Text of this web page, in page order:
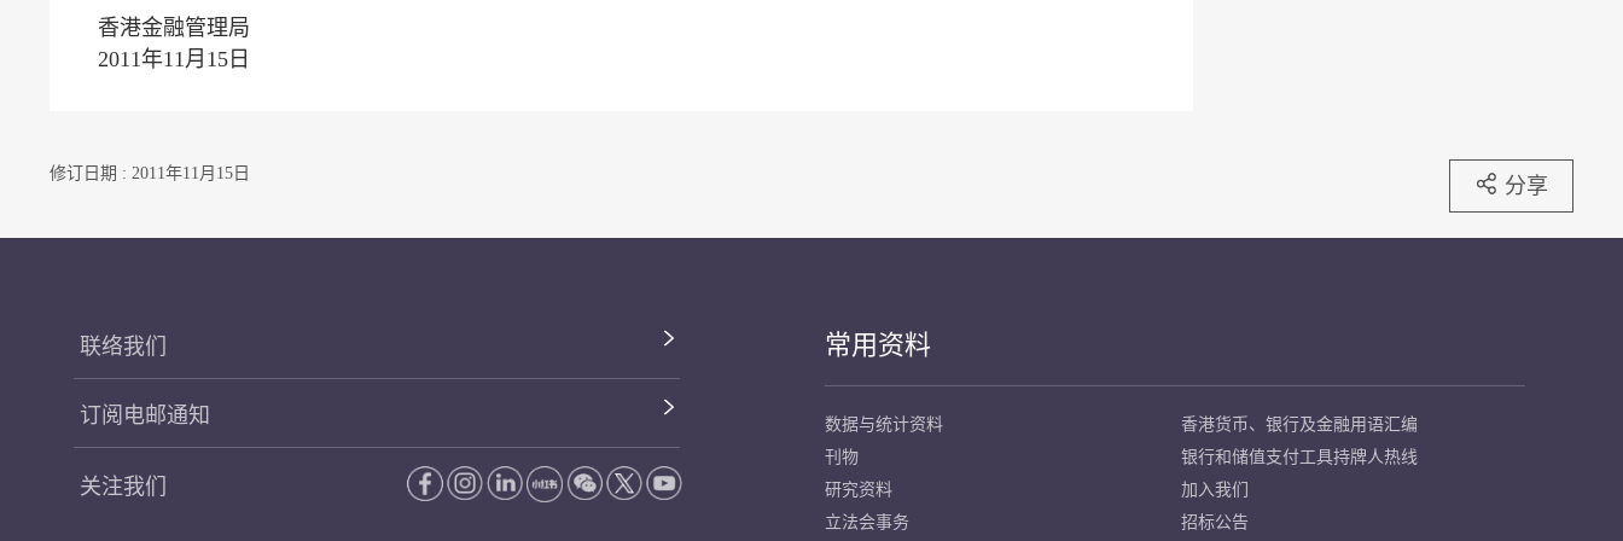
香港金融管理局
2011年11月15日
修订日期 : 2011年11月15日 分享
联络我们
订阅电邮通知
关注我们
常用资料
数据与统计资料
刊物
研究资料
立法会事务
香港货币、银行及金融用语汇编
银行和储值支付工具持牌人热线
加入我们
招标公告